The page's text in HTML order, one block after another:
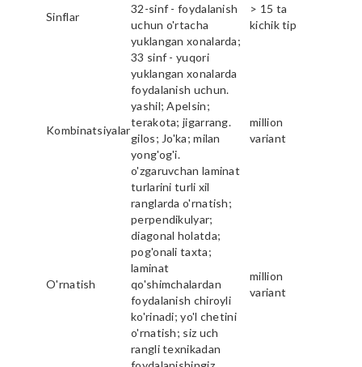
Sinflar
32-sinf - foydalanish
uchun o'rtacha
yuklangan xonalarda;
33 sinf - yuqori
yuklangan xonalarda
foydalanish uchun.
> 15 ta
kichik tip
Kombinatsiyalar
yashil; Apelsin;
terakota; jigarrang.
gilos; Jo'ka; milan
yong'og'i.
million
variant
O'rnatish
o'zgaruvchan laminat
turlarini turli xil
ranglarda o'rnatish;
perpendikulyar;
diagonal holatda;
pog'onali taxta;
laminat
qo'shimchalardan
foydalanish chiroyli
ko'rinadi; yo'l chetini
o'rnatish; siz uch
rangli texnikadan
million
variant